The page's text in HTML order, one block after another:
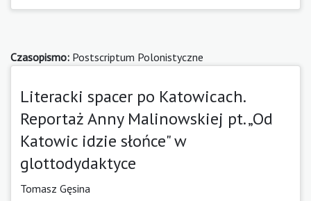
Czasopismo: Postscriptum Polonistyczne
Literacki spacer po Katowicach.
Reportaż Anny Malinowskiej pt. „Od
Katowic idzie słońce" w
glottodydaktyce
Tomasz Gęsina